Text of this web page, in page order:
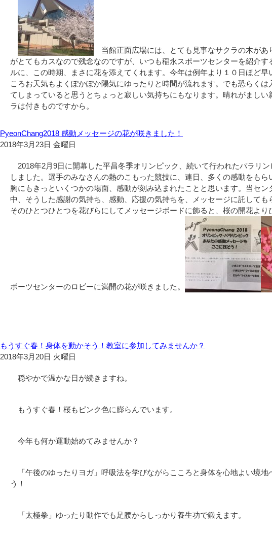
当館正面広場には、とても見事なサクラの木があ
がとてもカスなので残念なのですが、いつも稲永スポーツセンターを紹介す
ルに、この時期、まさに花を添えてくれます。今年は例年より１０日ほど早
ころお天気もよくぽかぽか陽気にゆったりと時間が流れます。でも恐らくは
てしまっていると思うとちょっと寂しい気持ちにもなります。晴れがましい
ラは付きものですから。
PyeonChang2018 感動メッセージの花が咲きました！
2018年3月23日 金曜日
2018年2月9日に開幕した平昌冬季オリンピック、続いて行われたパラリ
しました。選手のみなさんの熱のこもった競技に、連日、多くの感動をもら
胸にもきっといくつかの場面、感動が刻み込まれたことと思います。当セン
中、そうした感謝の気持ち、感動、応援の気持ちを、メッセージに託しても
そのひとつひとつを花びらにしてメッセージボードに飾ると、桜の開花より
ポーツセンターのロビーに満開の花が咲きました。
もうすぐ春！身体を動かそう！教室に参加してみませんか？
2018年3月20日 火曜日
穏やかで温かな日が続きますね。
もうすぐ春！桜もピンク色に膨らんでいます。
今年も何か運動始めてみませんか？
「午後のゆったりヨガ」呼吸法を学びながらこころと身体を心地よい境地
う！
「太極拳」ゆったり動作でも足腰からしっかり養生功で鍛えます。